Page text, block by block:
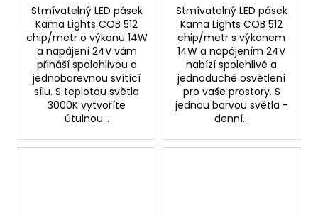
Stmívatelný LED pásek
Kama Lights COB 512
chip/metr o výkonu 14W
a napájení 24V vám
přináší spolehlivou a
jednobarevnou svítící
sílu. S teplotou světla
3000K vytvoříte
útulnou...
Stmívatelný LED pásek
Kama Lights COB 512
chip/metr s výkonem
14W a napájením 24V
nabízí spolehlivé a
jednoduché osvětlení
pro vaše prostory. S
jednou barvou světla -
denní...